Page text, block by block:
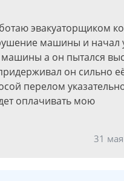
эвакуаторщиком
машины и начал
а он пытался
он сильно
перелом
оплачивать мою
31